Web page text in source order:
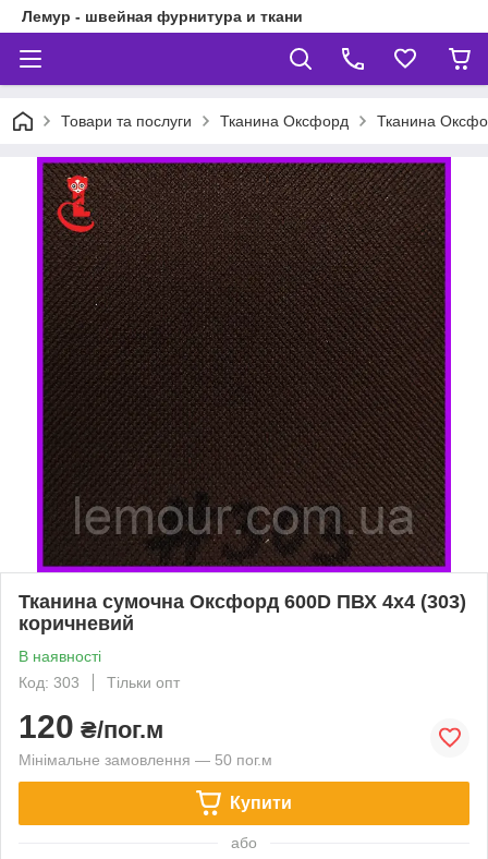
Лемур - швейная фурнитура и ткани
Товари та послуги Тканина Оксфорд Тканина
Тканина сумочна Оксфорд 600D ПВХ 4х4 (303)
коричневий
В наявності
Код: 303
Тільки опт
120 ₴/пог.м
Мінімальне замовлення — 50 пог.м
Купити
або